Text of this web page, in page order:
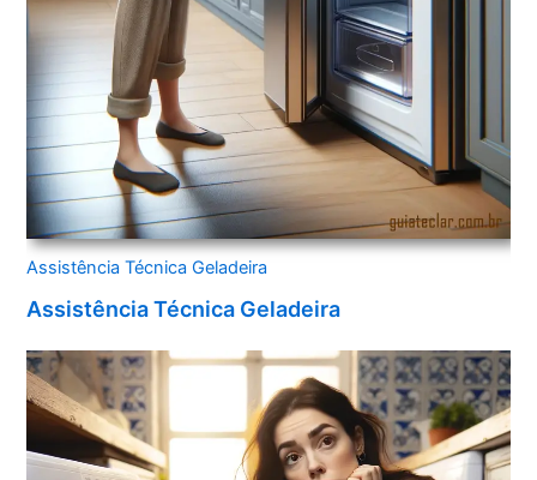
Assistência Técnica Geladeira
Assistência Técnica Geladeira